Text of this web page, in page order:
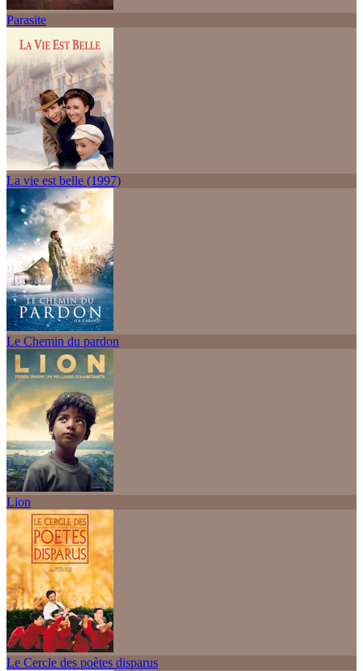
Parasite
La vie est belle (1997)
Le Chemin du pardon
Lion
Le Cercle des poètes disparus